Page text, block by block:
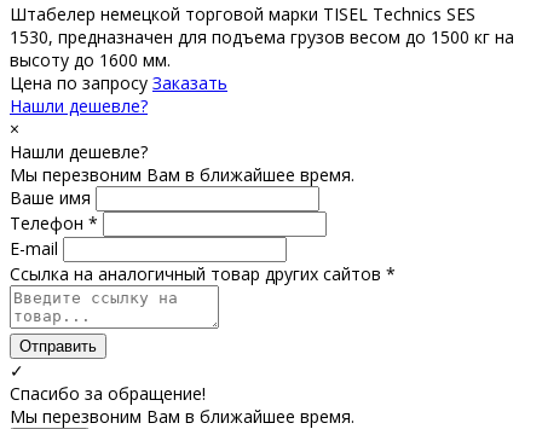
Штабелер немецкой торговой марки TISEL Technics SES
1530, предназначен для подъема грузов весом до 1500 кг на
высоту до 1600 мм.
Цена по запросу Заказать
Нашли дешевле?
×
Нашли дешевле?
Мы перезвоним Вам в ближайшее время.
Ваше имя
Телефон *
E-mail
Ссылка на аналогичный товар других сайтов *
Отправить
✓
Спасибо за обращение!
Мы перезвоним Вам в ближайшее время.